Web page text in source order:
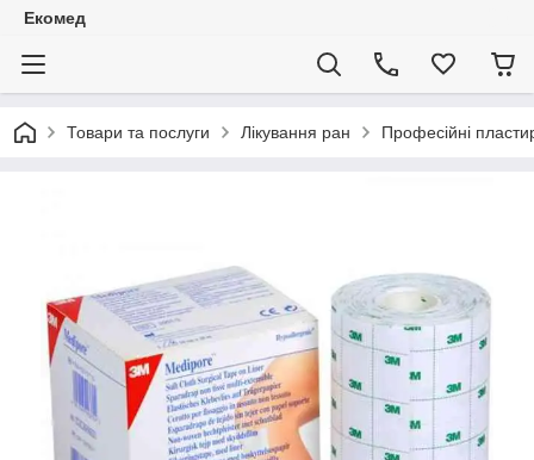
Екомед
Товари та послуги Лікування ран Професійні